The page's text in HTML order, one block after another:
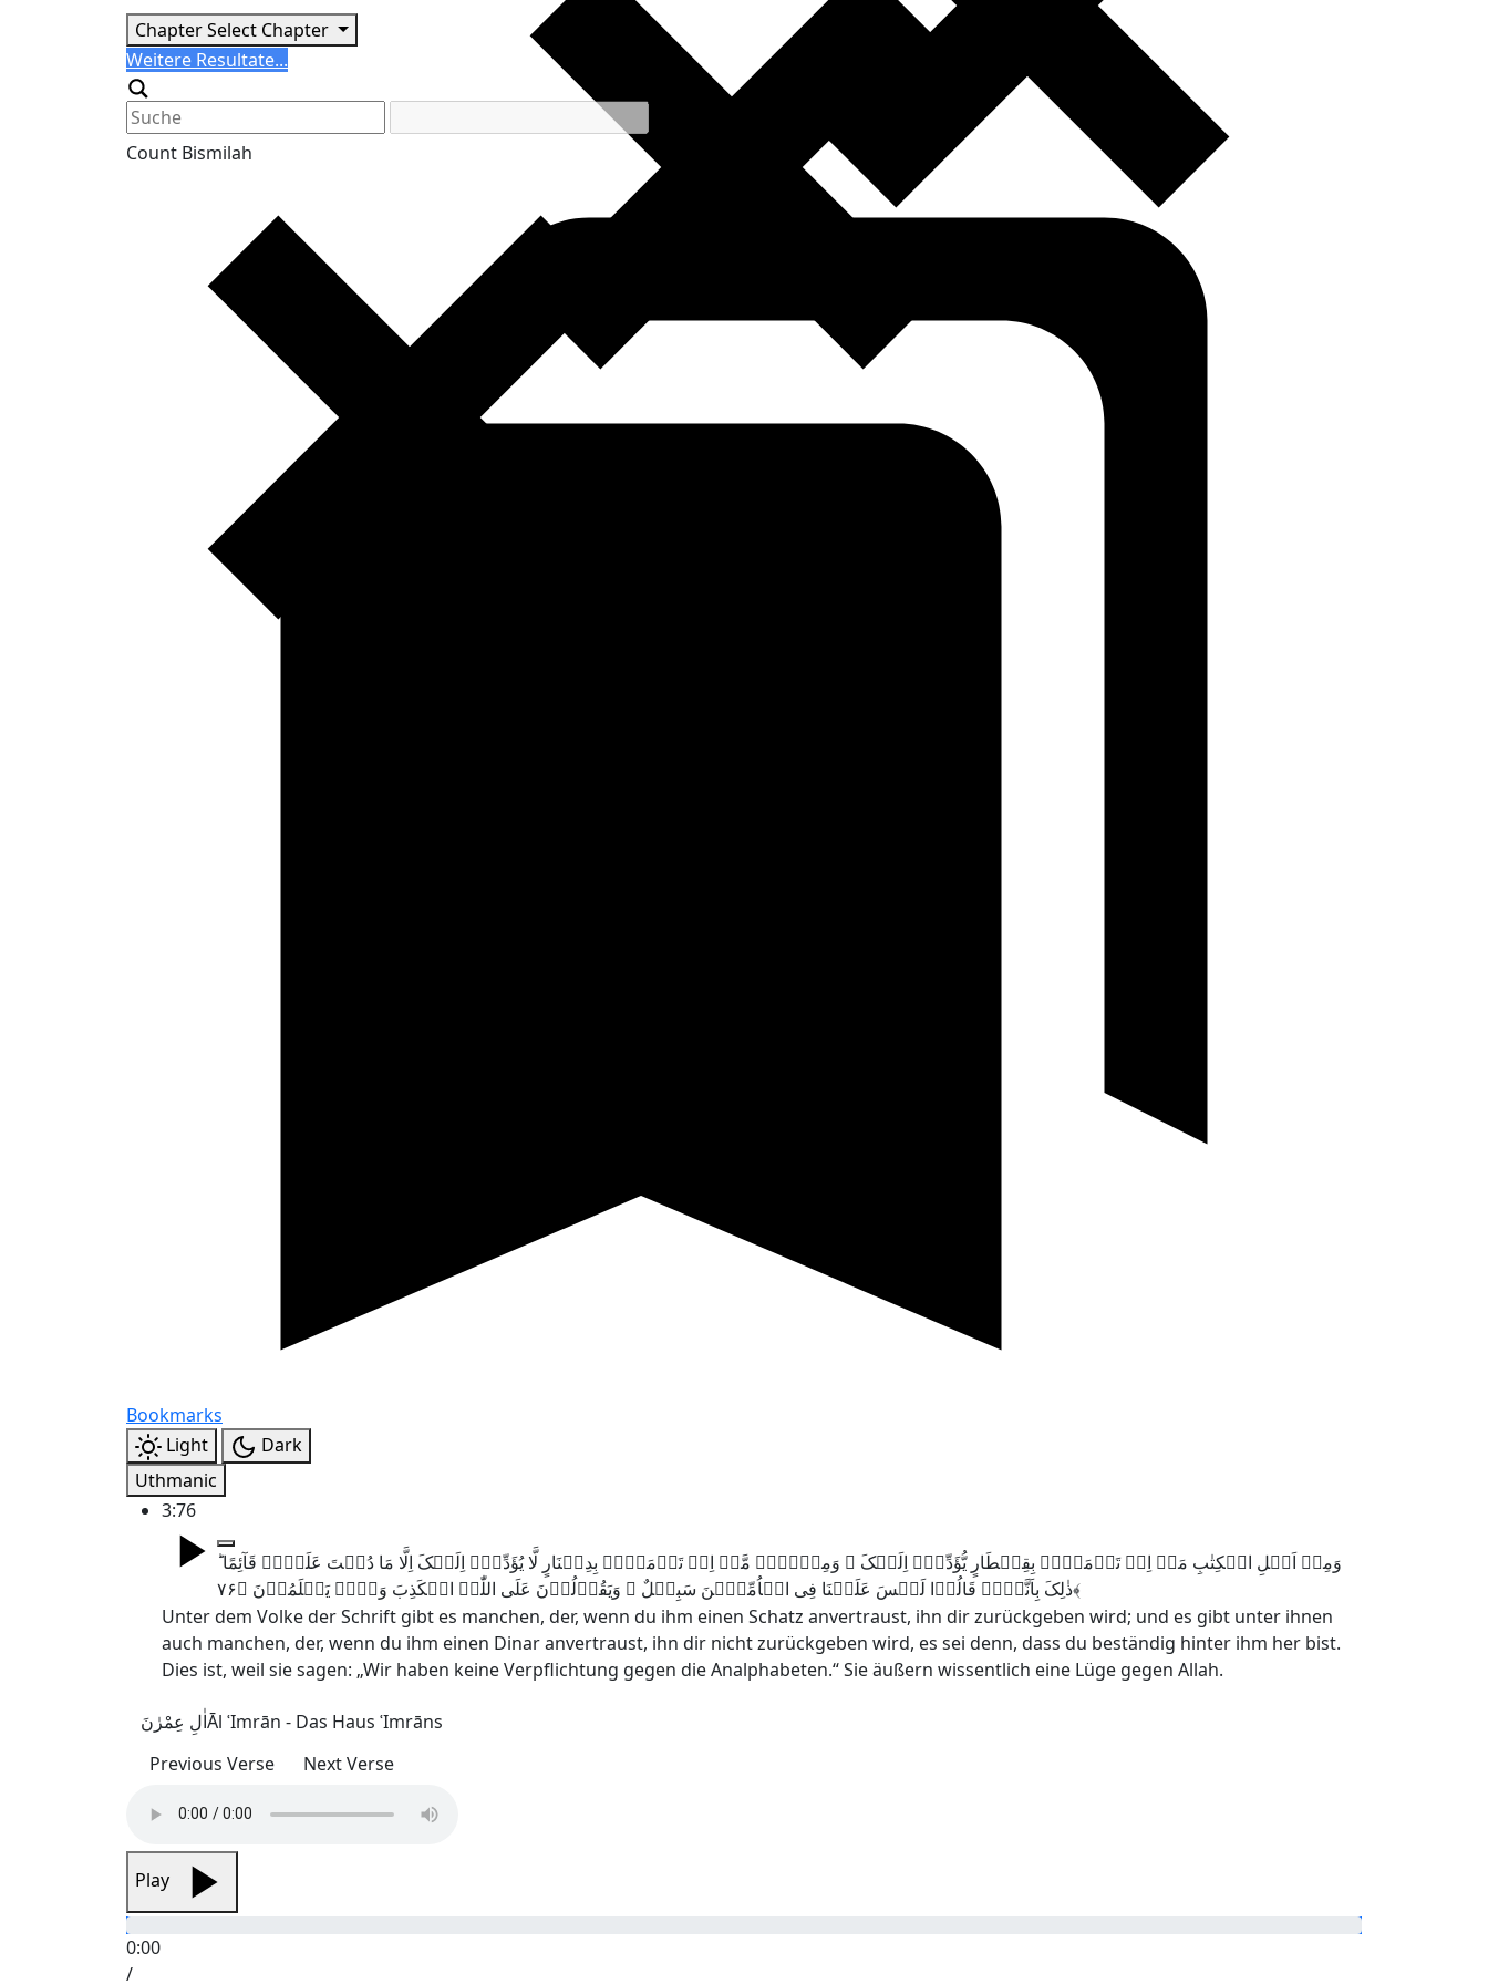
ChapterSelect Chapter
Search
Weitere Resultate...
Generic filters
Count Bismilah
Bookmarks
Light
Dark
Uthmanic
3:76
وَمِنۡ اَہۡلِ الۡکِتٰبِ مَنۡ اِنۡ تَاۡمَنۡہُ بِقِنۡطَارٍ یُّؤَدِّہٖۤ اِلَیۡکَ ۚ وَمِنۡہُمۡ مَّنۡ اِنۡ تَاۡمَنۡہُ بِدِیۡنَارٍ لَّا یُؤَدِّہٖۤ اِلَیۡکَ اِلَّا مَا دُمۡتَ عَلَیۡہِ قَآئِمًا ؕ
ذٰلِکَ بِاَنَّہُمۡ قَالُوۡا لَیۡسَ عَلَیۡنَا فِی الۡاُمِّیّٖنَ سَبِیۡلٌ ۚ وَیَقُوۡلُوۡنَ عَلَی اللّٰہِ الۡکَذِبَ وَہُمۡ یَعۡلَمُوۡنَ ﴿۷۶﴾
Unter dem Volke der Schrift gibt es manchen, der, wenn du ihm einen Schatz anvertraust, ihn dir zurückgeben wird; und es gibt unter ihnen
auch manchen, der, wenn du ihm einen Dinar anvertraust, ihn dir nicht zurückgeben wird, es sei denn, dass du beständig hinter ihm her bist.
Dies ist, weil sie sagen: „Wir haben keine Verpflichtung gegen die Analphabeten.“ Sie äußern wissentlich eine Lüge gegen Allah.
اٰلِ عِمْرٰنَĀl ʿImrān - Das Haus ʿImrāns
Previous Verse
Next Verse
Play
0:00
/